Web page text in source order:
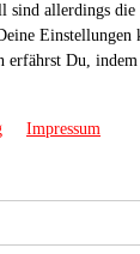
sind allerdings
Einstellungen
erfährst Du,
Impressum